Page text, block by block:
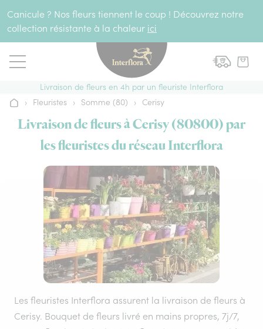
Canicule ? Nos fleurs tiennent le coup ! Découvrez notre
collection résistante à la chaleur ici
Livraison de fleurs en 4h par un fleuriste Interflora
Accueil
› Fleuristes › Somme (80) › Cerisy
Livraison de fleurs à Cerisy (80800) par
les fleuristes du réseau Interflora
Les fleuristes Interflora assurent la livraison de fleurs à
Cerisy. Bouquet de fleurs livré en mains propres, 7j/7,